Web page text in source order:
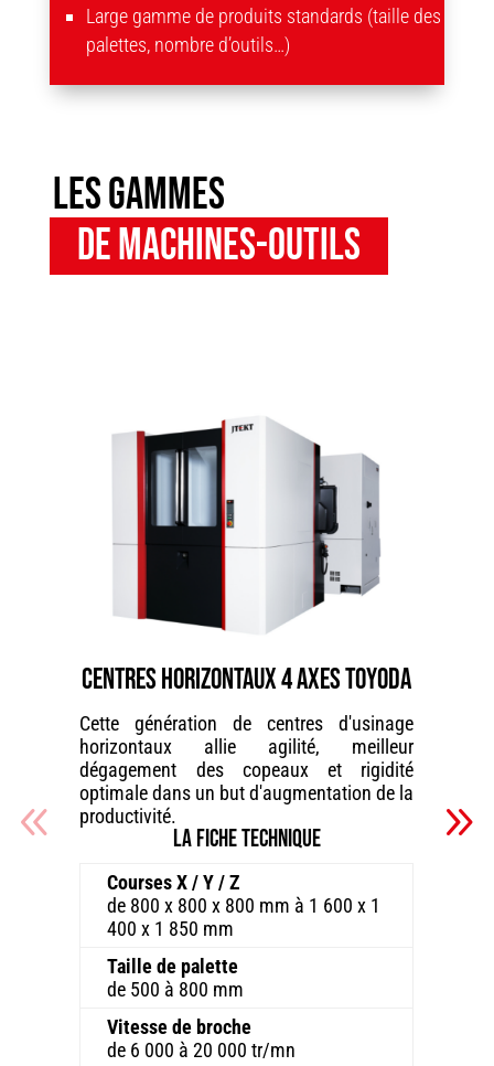
Large gamme de produits standards (taille des
palettes, nombre d’outils…)
les gammes
de machines-outils
CENTRES HORIZONTAUX 4 AXES TOYODA
Cette génération de centres d'usinage
horizontaux allie agilité, meilleur
dégagement des copeaux et rigidité
optimale dans un but d'augmentation de la
productivité.
La fiche technique
Courses X / Y / Z
de 800 x 800 x 800 mm à 1 600 x 1
400 x 1 850 mm
Taille de palette
de 500 à 800 mm
Vitesse de broche
de 6 000 à 20 000 tr/mn